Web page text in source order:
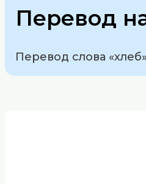
Перевод
Перевод слова